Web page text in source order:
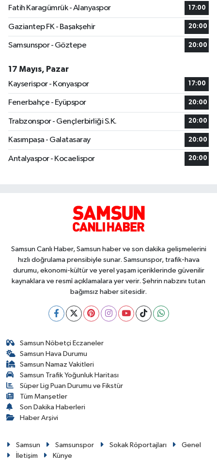
Fatih Karagümrük - Alanyaspor
17:00
Gaziantep FK - Başakşehir 20:00
Samsunspor - Göztepe 20:00
17 Mayıs, Pazar
Kayserispor - Konyaspor
17:00
Fenerbahçe - Eyüpspor 20:00
Trabzonspor - Gençlerbirliği S.K. 20:00
Kasımpaşa - Galatasaray 20:00
Antalyaspor - Kocaelispor 20:00
Samsun Canlı Haber, Samsun haber ve son dakika gelişmelerini
hızlı doğrulama prensibiyle sunar. Samsunspor, trafik-hava
durumu, ekonomi-kültür ve yerel yaşam içeriklerinde güvenilir
kaynaklara ve resmî açıklamalara yer verir. Şehrin nabzını tutan
bağımsız haber sitesidir.
Samsun Nöbetçi Eczaneler
Samsun Hava Durumu
Samsun Namaz Vakitleri
Samsun Trafik Yoğunluk Haritası
Süper Lig Puan Durumu ve Fikstür
Tüm Manşetler
Son Dakika Haberleri
Haber Arşivi
Samsun Samsunspor Sokak Röportajları
Genel
İletişim
Künye